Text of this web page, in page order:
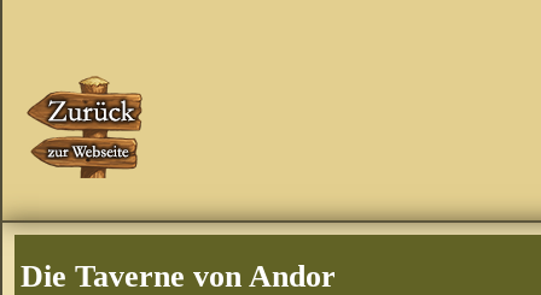
Die Taverne von Andor